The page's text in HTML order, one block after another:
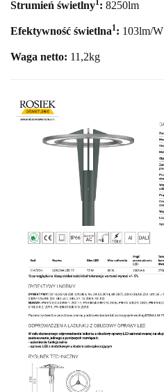
Strumień świetlny : 8250lm
Efektywność świetlna1 : 103lm/W
Waga netto: 11,2kg